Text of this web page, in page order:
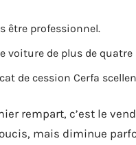
être professionnel.
voiture de plus de quatre
de cession Cerfa
rempart, c’est le
mais diminue